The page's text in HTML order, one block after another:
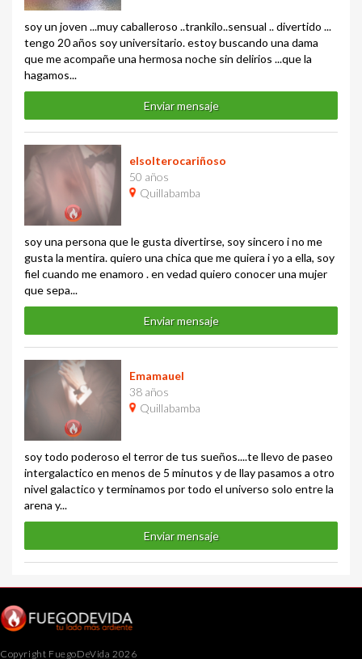
soy un joven ...muy caballeroso ..trankilo..sensual .. divertido ...
tengo 20 años soy universitario. estoy buscando una dama
que me acompañe una hermosa noche sin delirios ...que la
hagamos...
Enviar mensaje
elsolterocariñoso
50 años
Quillabamba
soy una persona que le gusta divertirse, soy sincero i no me
gusta la mentira. quiero una chica que me quiera i yo a ella, soy
fiel cuando me enamoro . en vedad quiero conocer una mujer
que sepa...
Enviar mensaje
Emamauel
38 años
Quillabamba
soy todo poderoso el terror de tus sueños....te llevo de paseo
intergalactico en menos de 5 minutos y de llay pasamos a otro
nivel galactico y terminamos por todo el universo solo entre la
arena y...
Enviar mensaje
Copyright FuegoDeVida 2026